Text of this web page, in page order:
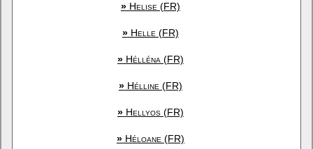
»Helise (FR)
»Helle (FR)
»Hélléna (FR)
»Hélline (FR)
»Hellyos (FR)
»Héloane (FR)